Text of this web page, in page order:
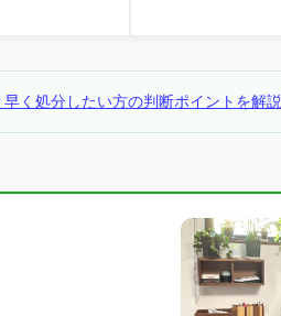
く処分したい方の判断ポイントを解説